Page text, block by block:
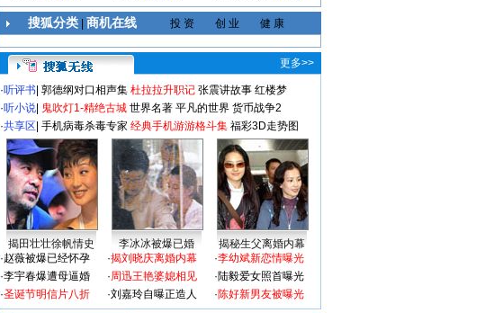
搜狐分类| 商机在线 投 资 创 业 健 康
更多>>
·听评书 郭德纲对口相声集 杜拉拉升职记 张震讲故事 红楼梦
·听小说 鬼吹灯1-精绝古城 世界名著 平凡的世界 货币战争2
·共享区 手机病毒杀毒专家 经典手机游游格斗集 福彩3D走势图
揭田壮壮徐帆情史 李冰冰被爆已婚
揭秘生父离婚内幕
·赵薇被爆已经怀孕
·李宇春爆遭母逼婚
·圣诞节明信片八折
·揭刘晓庆离婚内幕
·周迅王艳婆媳相见
·刘嘉玲自曝正造人
·李幼斌新恋情曝光
·陆毅爱女照首曝光
·陈好新男友被曝光